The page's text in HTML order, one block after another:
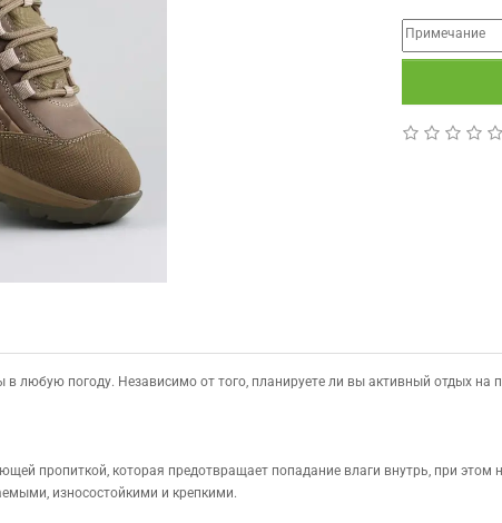
любую погоду. Независимо от того, планируете ли вы активный отдых на
пропиткой, которая предотвращает попадание влаги внутрь, при
износостойкими и крепкими.